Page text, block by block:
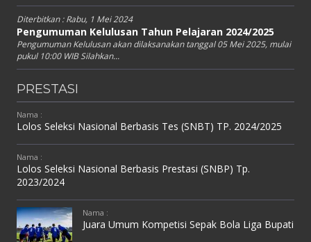
Diterbitkan :Rabu, 1 Mei 2024
Pengumuman Kelulusan Tahun Pelajaran 2024/2025
Pengumuman Kelulusan akan dilaksanakan tanggal 05 Mei 2025, mulai
pukul 10:00 WIB Silahkan...
PRESTASI
Nama :
Lolos Seleksi Nasional Berbasis Tes (SNBT) TP. 2024/2025
Nama :
Lolos Seleksi Nasional Berbasis Prestasi (SNBP) Tp.
2023/2024
Nama :
Juara Umum Kompetisi Sepak Bola Liga Bupati